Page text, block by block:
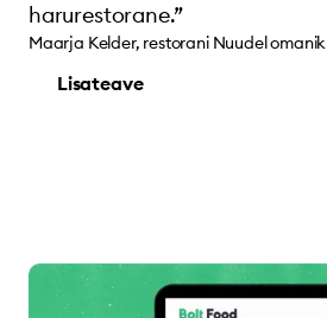
harurestorane.”
Maarja Kelder, restorani Nuudel omanik
Lisateave